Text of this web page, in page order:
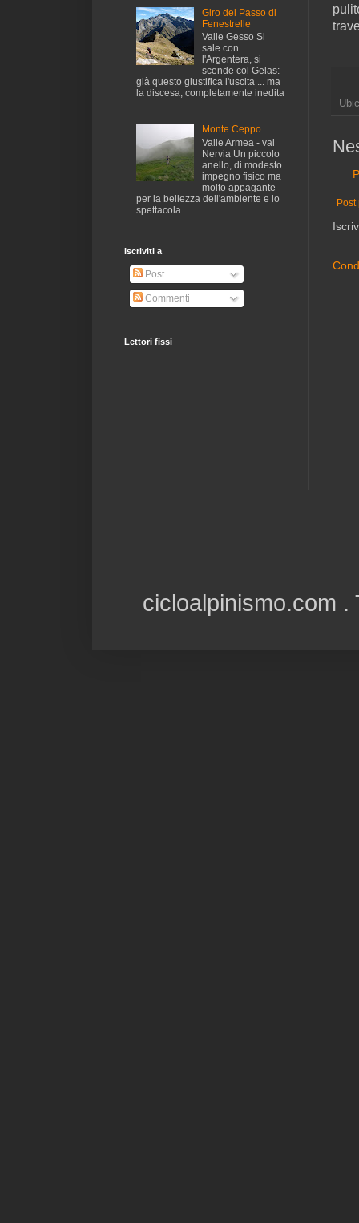
Giro del Passo di
Fenestrelle
Valle Gesso Si
sale con
l'Argentera, si
scende col Gelas:
già questo giustifica l'uscita ... ma
la discesa, completamente inedita
...
Monte Ceppo
Valle Armea - val
Nervia Un piccolo
anello, di modesto
impegno fisico ma
molto appagante
per la bellezza dell'ambiente e lo
spettacola...
Iscriviti a
Post
Commenti
Lettori fissi
cicloalpinismo.com